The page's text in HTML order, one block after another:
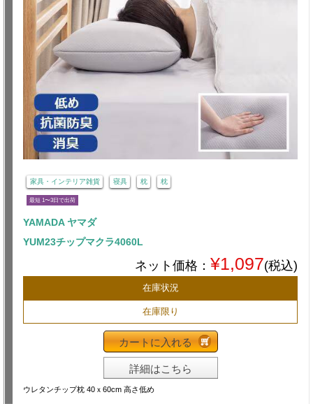
家具・インテリア雑貨 寝具 枕 枕
最短 1〜3日で出荷
YAMADA ヤマダ
YUM23チップマクラ4060L
ネット価格： ¥1,097(税込)
在庫状況
在庫限り
カートに入れる
詳細はこちら
ウレタンチップ枕 40ｘ60cm 高さ低め